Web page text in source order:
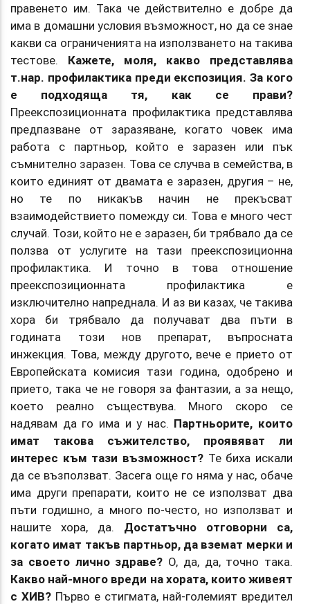
правенето им. Така че действително е добре да
има в домашни условия възможност, но да се знае
какви са ограниченията на използването на такива
тестове. Кажете, моля, какво представлява
т.нар. профилактика преди експозиция. За кого
е подходяща тя, как се прави?
Преекспозиционната профилактика представлява
предпазване от заразяване, когато човек има
работа с партньор, който е заразен или пък
съмнително заразен. Това се случва в семейства, в
които единият от двамата е заразен, другия – не,
но те по никакъв начин не прекъсват
взаимодействието помежду си. Това е много чест
случай. Този, който не е заразен, би трябвало да се
ползва от услугите на тази преекспозиционна
профилактика. И точно в това отношение
преекспозиционната профилактика е
изключително напреднала. И аз ви казах, че такива
хора би трябвало да получават два пъти в
годината този нов препарат, въпросната
инжекция. Това, между другото, вече е прието от
Европейската комисия тази година, одобрено и
прието, така че не говоря за фантазии, а за нещо,
което реално съществува. Много скоро се
надявам да го има и у нас. Партньорите, които
имат такова съжителство, проявяват ли
интерес към тази възможност? Те биха искали
да се възползват. Засега още го няма у нас, обаче
има други препарати, които не се използват два
пъти годишно, а много по-често, но използват и
нашите хора, да. Достатъчно отговорни са,
когато имат такъв партньор, да вземат мерки и
за своето лично здраве? О, да, да, точно така.
Какво най-много вреди на хората, които живеят
с ХИВ? Първо е стигмата, най-големият вредител